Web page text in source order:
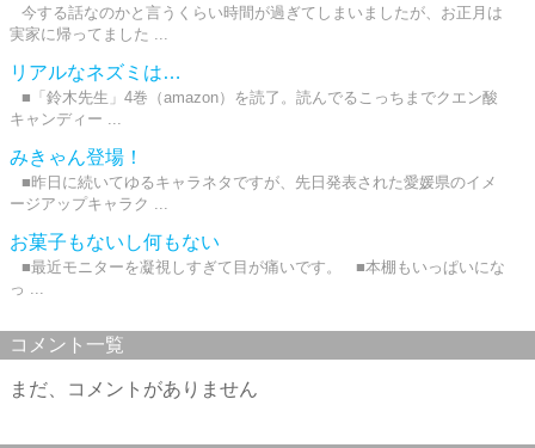
今する話なのかと言うくらい時間が過ぎてしまいましたが、お正月は
実家に帰ってました ...
リアルなネズミは…
■「鈴木先生」4巻（amazon）を読了。読んでるこっちまでクエン酸
キャンディー ...
みきゃん登場！
■昨日に続いてゆるキャラネタですが、先日発表された愛媛県のイメ
ージアップキャラク ...
お菓子もないし何もない
■最近モニターを凝視しすぎて目が痛いです。 ■本棚もいっぱいにな
っ ...
コメント一覧
まだ、コメントがありません